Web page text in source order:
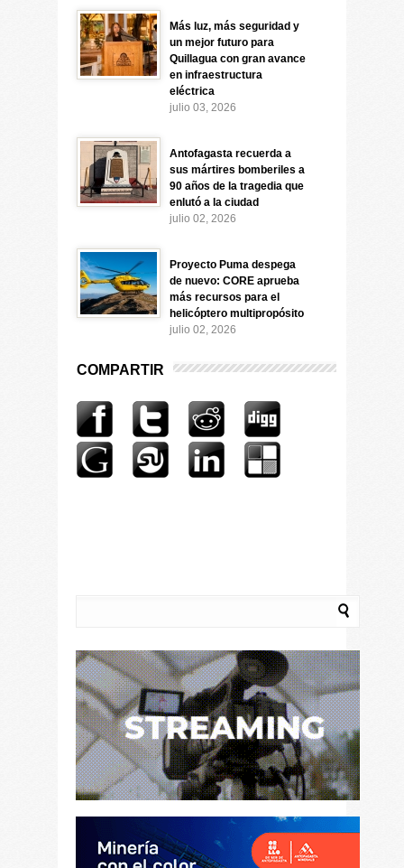
Más luz, más seguridad y
un mejor futuro para
Quillagua con gran avance
en infraestructura
eléctrica
julio 03, 2026
Antofagasta recuerda a
sus mártires bomberiles a
90 años de la tragedia que
enlutó a la ciudad
julio 02, 2026
Proyecto Puma despega
de nuevo: CORE aprueba
más recursos para el
helicóptero multipropósito
julio 02, 2026
COMPARTIR